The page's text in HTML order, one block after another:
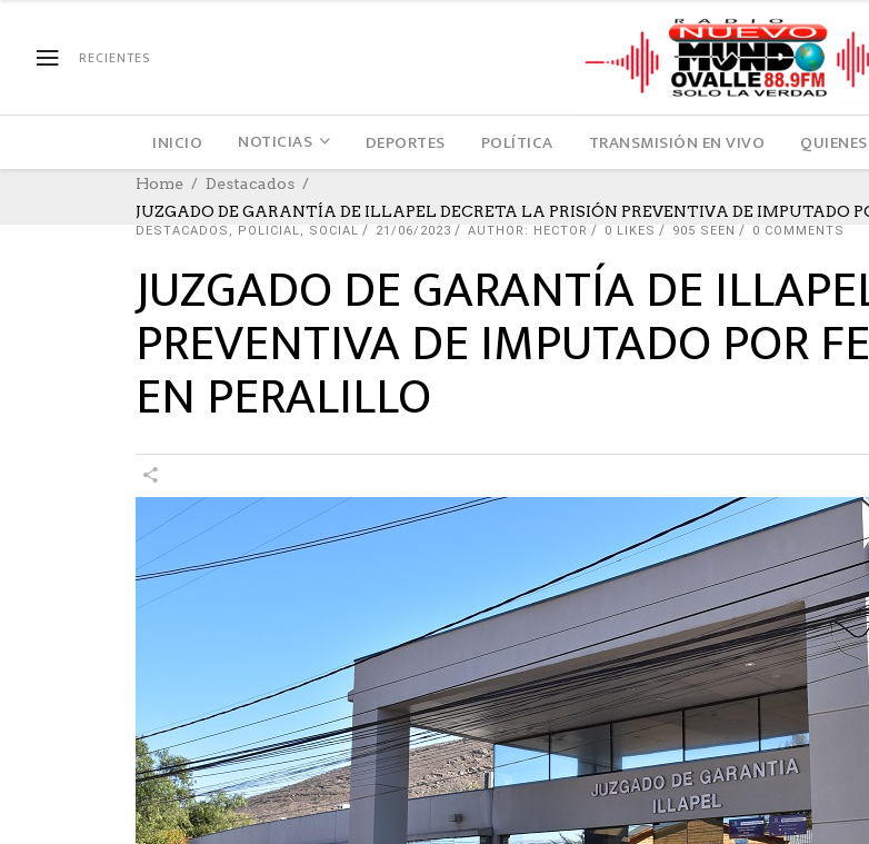
RECIENTES
INICIO NOTICIAS DEPORTES POLÍTICA TRANSMISIÓN EN VIVO
Home
Destacados
JUZGADO DE GARANTÍA DE ILLAPEL DECRETA LA PRISIÓN PREVENTIVA DE IMPUTADO
DESTACADOS , POLICIAL, SOCIAL 21/06/2023 AUTHOR: HECTOR 0 LIKES 905 SEEN 0 COMMENTS
JUZGADO DE GARANTÍA DE
PREVENTIVA DE IMPUTADO POR
EN PERALILLO